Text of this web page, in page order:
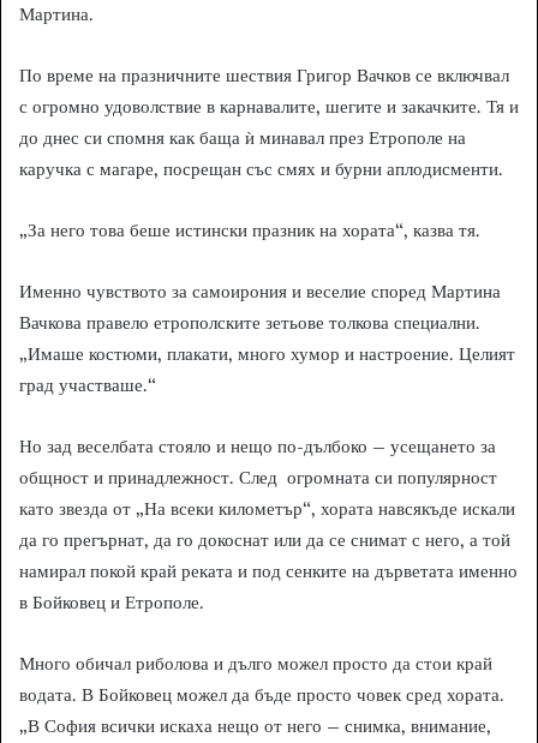
Мартина.
По време на празничните шествия Григор Вачков се включвал
с огромно удоволствие в карнавалите, шегите и закачките. Тя и
до днес си спомня как баща ѝ минавал през Етрополе на
каручка с магаре, посрещан със смях и бурни аплодисменти.
„За него това беше истински празник на хората“, казва тя.
Именно чувството за самоирония и веселие според Мартина
Вачкова правело етрополските зетьове толкова специални.
„Имаше костюми, плакати, много хумор и настроение. Целият
град участваше.“
Но зад веселбата стояло и нещо по-дълбоко – усещането за
общност и принадлежност. След огромната си популярност
като звезда от „На всеки километър“, хората навсякъде искали
да го прегърнат, да го докоснат или да се снимат с него, а той
намирал покой край реката и под сенките на дърветата именно
в Бойковец и Етрополе.
Много обичал риболова и дълго можел просто да стои край
водата. В Бойковец можел да бъде просто човек сред хората.
„В София всички искаха нещо от него – снимка, внимание,